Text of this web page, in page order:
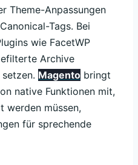
Theme-Anpassungen
Tags. Bei
wie FacetWP
Archive
Magento bringt
native Funktionen mit,
müssen,
für sprechende